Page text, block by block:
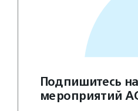
Подпишитесь
мероприятий